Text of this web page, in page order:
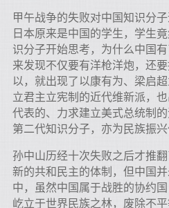
甲午战争的失败对中国知识分
日本原来是中国的学生，学生
识分子开始思考，为什么中国
来发现不仅要有洋枪洋炮，还
以，就出现了以康有为、梁启
立君主立宪制的近代维新派，
代表的、力求建立美式总统制
第二代知识分子，亦为民族振兴
孙中山历经十次失败之后才推
新的共和民主的体制，但中国
中，虽然中国属于战胜的协约
屹立于世界民族之林，废除不